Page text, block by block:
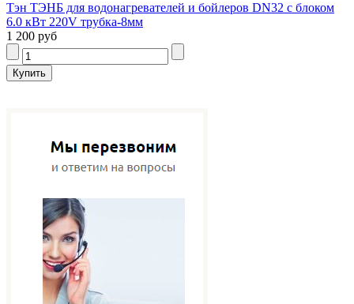
Тэн ТЭНБ для водонагревателей и бойлеров DN32 с блоком
6.0 кВт 220V трубка-8мм
1 200 руб